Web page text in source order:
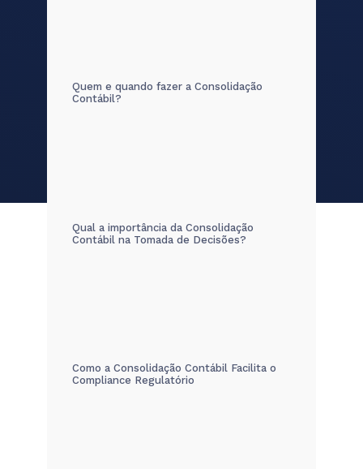
Quem e quando fazer a Consolidação
Contábil?
Qual a importância da Consolidação
Contábil na Tomada de Decisões?
Como a Consolidação Contábil Facilita o
Compliance Regulatório